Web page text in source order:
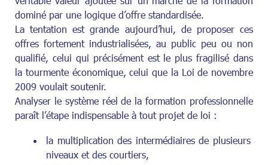
dominé par une logique d’offre standardisée.
La tentation est grande aujourd’hui, de proposer ces
offres fortement industrialisées, au public peu ou non
qualifié, celui qui précisément est le plus fragilisé dans
la tourmente économique, celui que la Loi de novembre
2009 voulait soutenir.
Analyser le système réel de la formation professionnelle
paraît l’étape indispensable à tout projet de loi :
la multiplication des intermédiaires de plusieurs
niveaux et des courtiers,